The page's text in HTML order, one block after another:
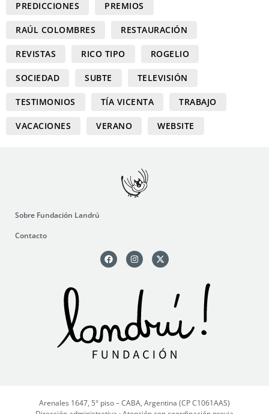
PREDICCIONES PREMIOS
RAÚL COLOMBRES RESTAURACIÓN
REVISTAS RICO TIPO ROGELIO
SOCIEDAD SUBTE TELEVISIÓN
TESTIMONIOS TÍA VICENTA TRABAJO
VACACIONES VERANO WEBSITE
Sobre Fundación Landrú
Contacto
Arenales 1647, 5° piso – CABA, Argentina (CP C1061AAS)